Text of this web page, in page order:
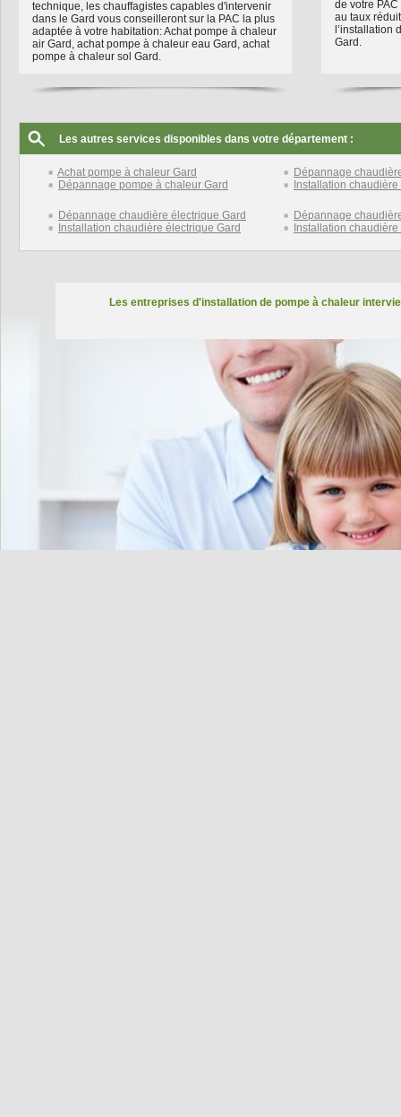
technique, les chauffagistes capables d'intervenir
dans le Gard vous conseilleront sur la PAC la plus
adaptée à votre habitation: Achat pompe à chaleur
air Gard, achat pompe à chaleur eau Gard, achat
pompe à chaleur sol Gard.
de votre
au taux
l’installation
Gard.
Les autres services disponibles dans votre département :
Achat pompe à chaleur Gard
Dépannage pompe à chaleur Gard
Dépannage
Installation chaudière
Dépannage chaudière électrique Gard
Installation chaudière électrique Gard
Dépannage
Installation
Les entreprises d'installation de pompe à chaleur